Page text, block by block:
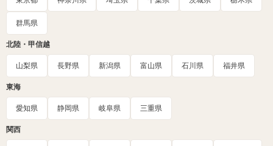
群馬県
北陸・甲信越
山梨県 長野県 新潟県 富山県 石川県 福井県
東海
愛知県 静岡県 岐阜県 三重県
関西